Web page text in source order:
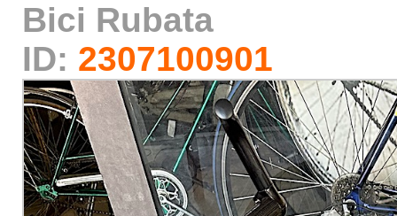
Bici Rubata
ID: 2307100901